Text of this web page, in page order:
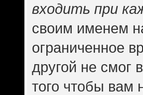
входить при
своим именем
ограниченное
другой не смог
того чтобы вам